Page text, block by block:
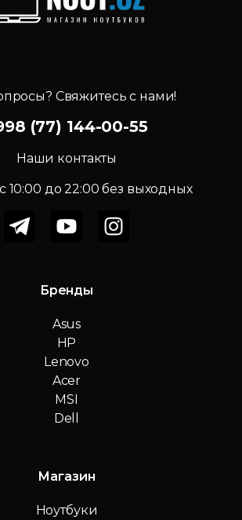
Свяжитесь с нами!
(77) 144-00-55
Наши контакты
10:00 до 22:00 без выходных
Бренды
Asus
HP
Lenovo
Acer
MSI
Dell
Магазин
Ноутбуки